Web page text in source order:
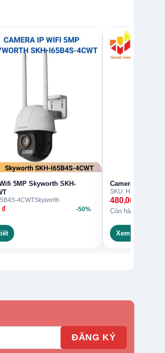
5MP Skyworth SKH-
4CWTSkyworth
₫ -50%
Camera Wifi
SKU: H30P
480,000
Còn hàng
Xem chi tiết